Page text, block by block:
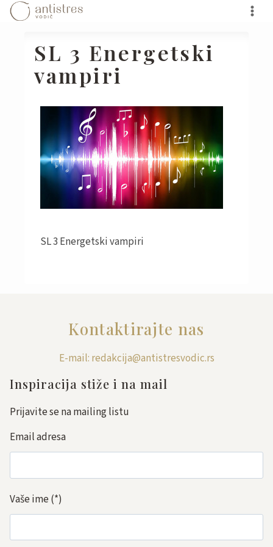
Skip
SL 3 Energetski
vampiri
SL 3 Energetski vampiri
Kontaktirajte nas
E-mail: redakcija@antistresvodic.rs
Inspiracija stiže i na mail
Prijavite se na mailing listu
Email adresa
Vaše ime (*)